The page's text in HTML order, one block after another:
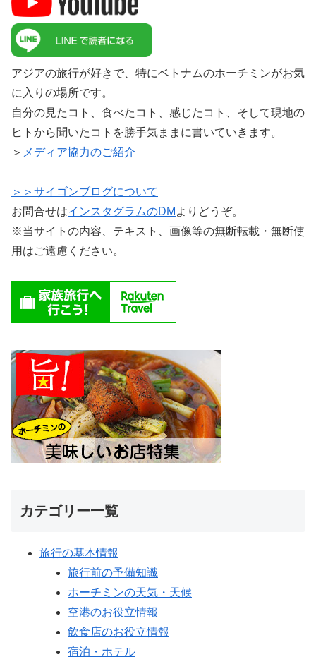
アジアの旅行が好きで、特にベトナムのホーチミンがお気
に入りの場所です。
自分の見たコト、食べたコト、感じたコト、そして現地の
ヒトから聞いたコトを勝手気ままに書いていきます。
＞ メディア協力のご紹介
＞＞サイゴンブログについて
お問合せはインスタグラムのDM よりどうぞ。
※当サイトの内容、テキスト、画像等の無断転載・無断使
用はご遠慮ください。
カテゴリー一覧
旅行の基本情報
旅行前の予備知識
ホーチミンの天気・天候
空港のお役立情報
飲食店のお役立情報
宿泊・ホテル